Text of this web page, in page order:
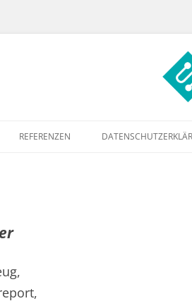
REFERENZEN